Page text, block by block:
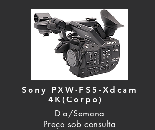
Sony PXW-FS5-Xdcam
4K(Corpo)
Dia/Semana
Preço sob consulta